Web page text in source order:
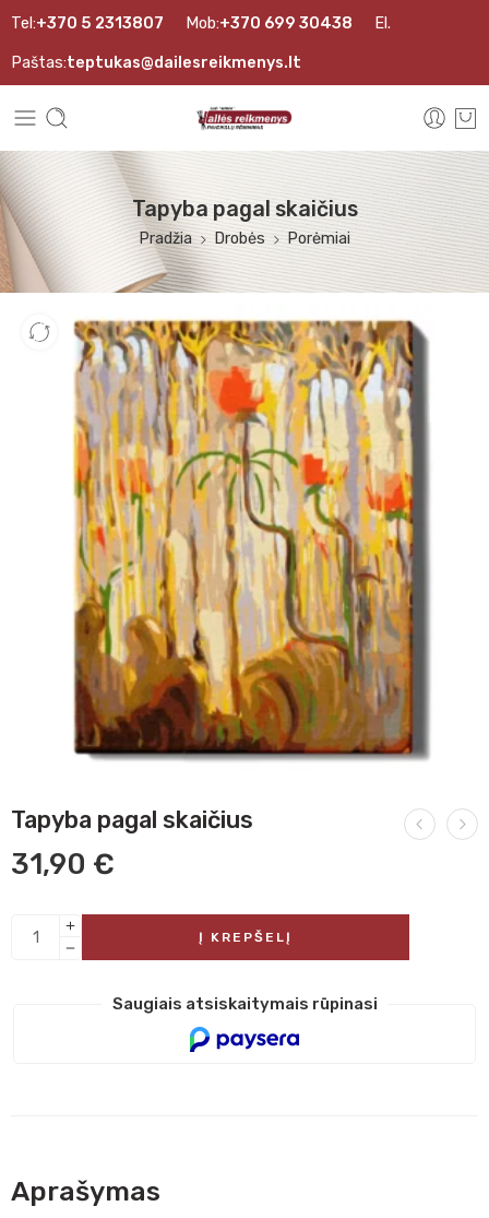
Tel:+370 5 2313807 Mob:+370 699 30438 El.
Paštas:teptukas@dailesreikmenys.lt
Tapyba pagal skaičius
Pradžia Drobės Porėmiai
Tapyba pagal skaičius
31,90 €
Į KREPŠELĮ
Saugiais atsiskaitymais rūpinasi
Aprašymas